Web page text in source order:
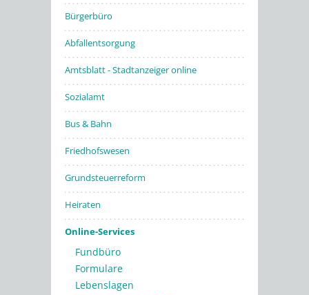
Bürgerbüro
Abfallentsorgung
Amtsblatt - Stadtanzeiger online
Sozialamt
Bus & Bahn
Friedhofswesen
Grundsteuerreform
Heiraten
Online-Services
Fundbüro
Formulare
Lebenslagen